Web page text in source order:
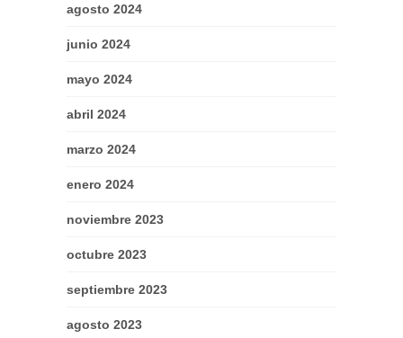
agosto 2024
junio 2024
mayo 2024
abril 2024
marzo 2024
enero 2024
noviembre 2023
octubre 2023
septiembre 2023
agosto 2023